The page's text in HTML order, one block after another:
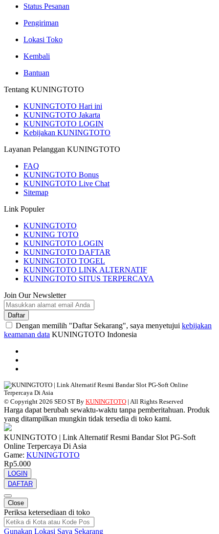
Status Pesanan
Pengiriman
Lokasi Toko
Kembali
Bantuan
Tentang KUNINGTOTO
KUNINGTOTO Hari ini
KUNINGTOTO Jakarta
KUNINGTOTO LOGIN
Kebijakan KUNINGTOTO
Layanan Pelanggan KUNINGTOTO
FAQ
KUNINGTOTO Bonus
KUNINGTOTO Live Chat
Sitemap
Link Populer
KUNINGTOTO
KUNING TOTO
KUNINGTOTO LOGIN
KUNINGTOTO DAFTAR
KUNINGTOTO TOGEL
KUNINGTOTO LINK ALTERNATIF
KUNINGTOTO SITUS TERPERCAYA
Join Our Newsletter
Daftar
Dengan memilih "Daftar Sekarang", saya menyetujui kebijakan
keamanan data KUNINGTOTO Indonesia
© Copyright 2026 SEO ST By KUNINGTOTO | All Rights Reserved
Harga dapat berubah sewaktu-waktu tanpa pemberitahuan. Produk
yang ditampilkan mungkin tidak tersedia di toko kami.
KUNINGTOTO | Link Alternatif Resmi Bandar Slot PG-Soft
Online Terpercaya Di Asia
Game: KUNINGTOTO
Rp5.000
LOGIN
DAFTAR
Close
Periksa ketersediaan di toko
Gunakan Lokasi Saya Sekarang